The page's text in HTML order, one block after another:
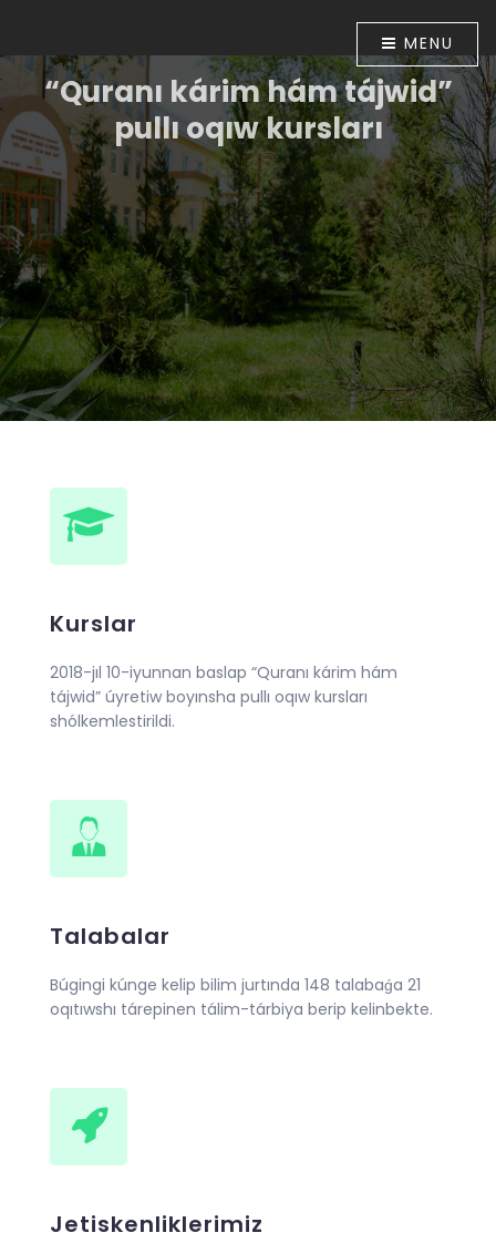
MENU
“Quranı kárim hám tájwid”
pullı oqıw kursları
Ózbekstan Respublikası Prezidentiniń “Diniy-
aǵartıwshılıq tarawınıń jumısın túpkilikli jetilistiriw
ilajları haqqında”ǵı 2018-jıl 16-apreldegi PP-5416-sanlı
Pármanı menen tastıyıqlanǵan ilajlar
Baǵdarlamasınıń 6-bántinde belgilengen
wazıypalardıń orınlanıwın támiyinlew maqsetinde
Ózbekstan musılmanları mákemesiniń 2018-jıl 30-
apreldegi 01A/056-sanlı buyrıǵı tastıyıqlanǵan. Usı
múnásibet penen Muhammad ibn Ahmad al-Beruniy
medresesinde 2018-jıl 10-iyunnan baslap “Quranı
Kurslar
2018-jıl 10-iyunnan baslap “Quranı kárim hám
tájwid” úyretiw boyınsha pullı oqıw kursları
shólkemlestirildi.
Talabalar
Búgingi kúnge kelip bilim jurtında 148 talabaǵa 21
oqıtıwshı tárepinen tálim-tárbiya berip kelinbekte.
Jetiskenliklerimiz